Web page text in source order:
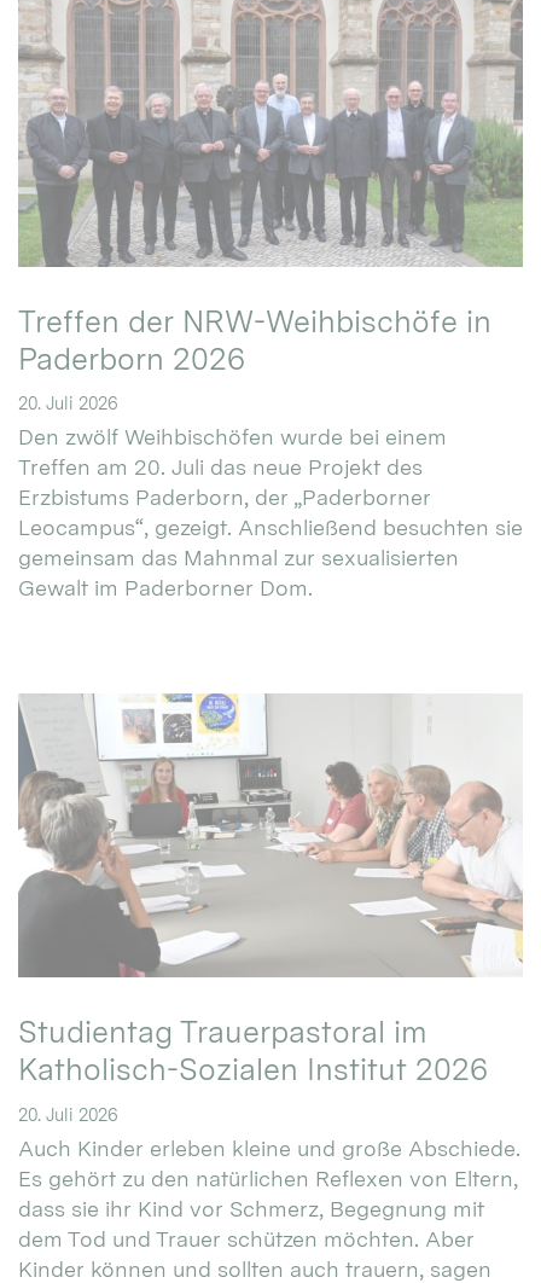
Treffen der NRW-Weihbischöfe in
Paderborn 2026
20. Juli 2026
Den zwölf Weihbischöfen wurde bei einem
Treffen am 20. Juli das neue Projekt des
Erzbistums Paderborn, der „Paderborner
Leocampus“, gezeigt. Anschließend besuchten sie
gemeinsam das Mahnmal zur sexualisierten
Gewalt im Paderborner Dom.
Studientag Trauerpastoral im
Katholisch-Sozialen Institut 2026
20. Juli 2026
Auch Kinder erleben kleine und große Abschiede.
Es gehört zu den natürlichen Reflexen von Eltern,
dass sie ihr Kind vor Schmerz, Begegnung mit
dem Tod und Trauer schützen möchten. Aber
Kinder können und sollten auch trauern, sagen